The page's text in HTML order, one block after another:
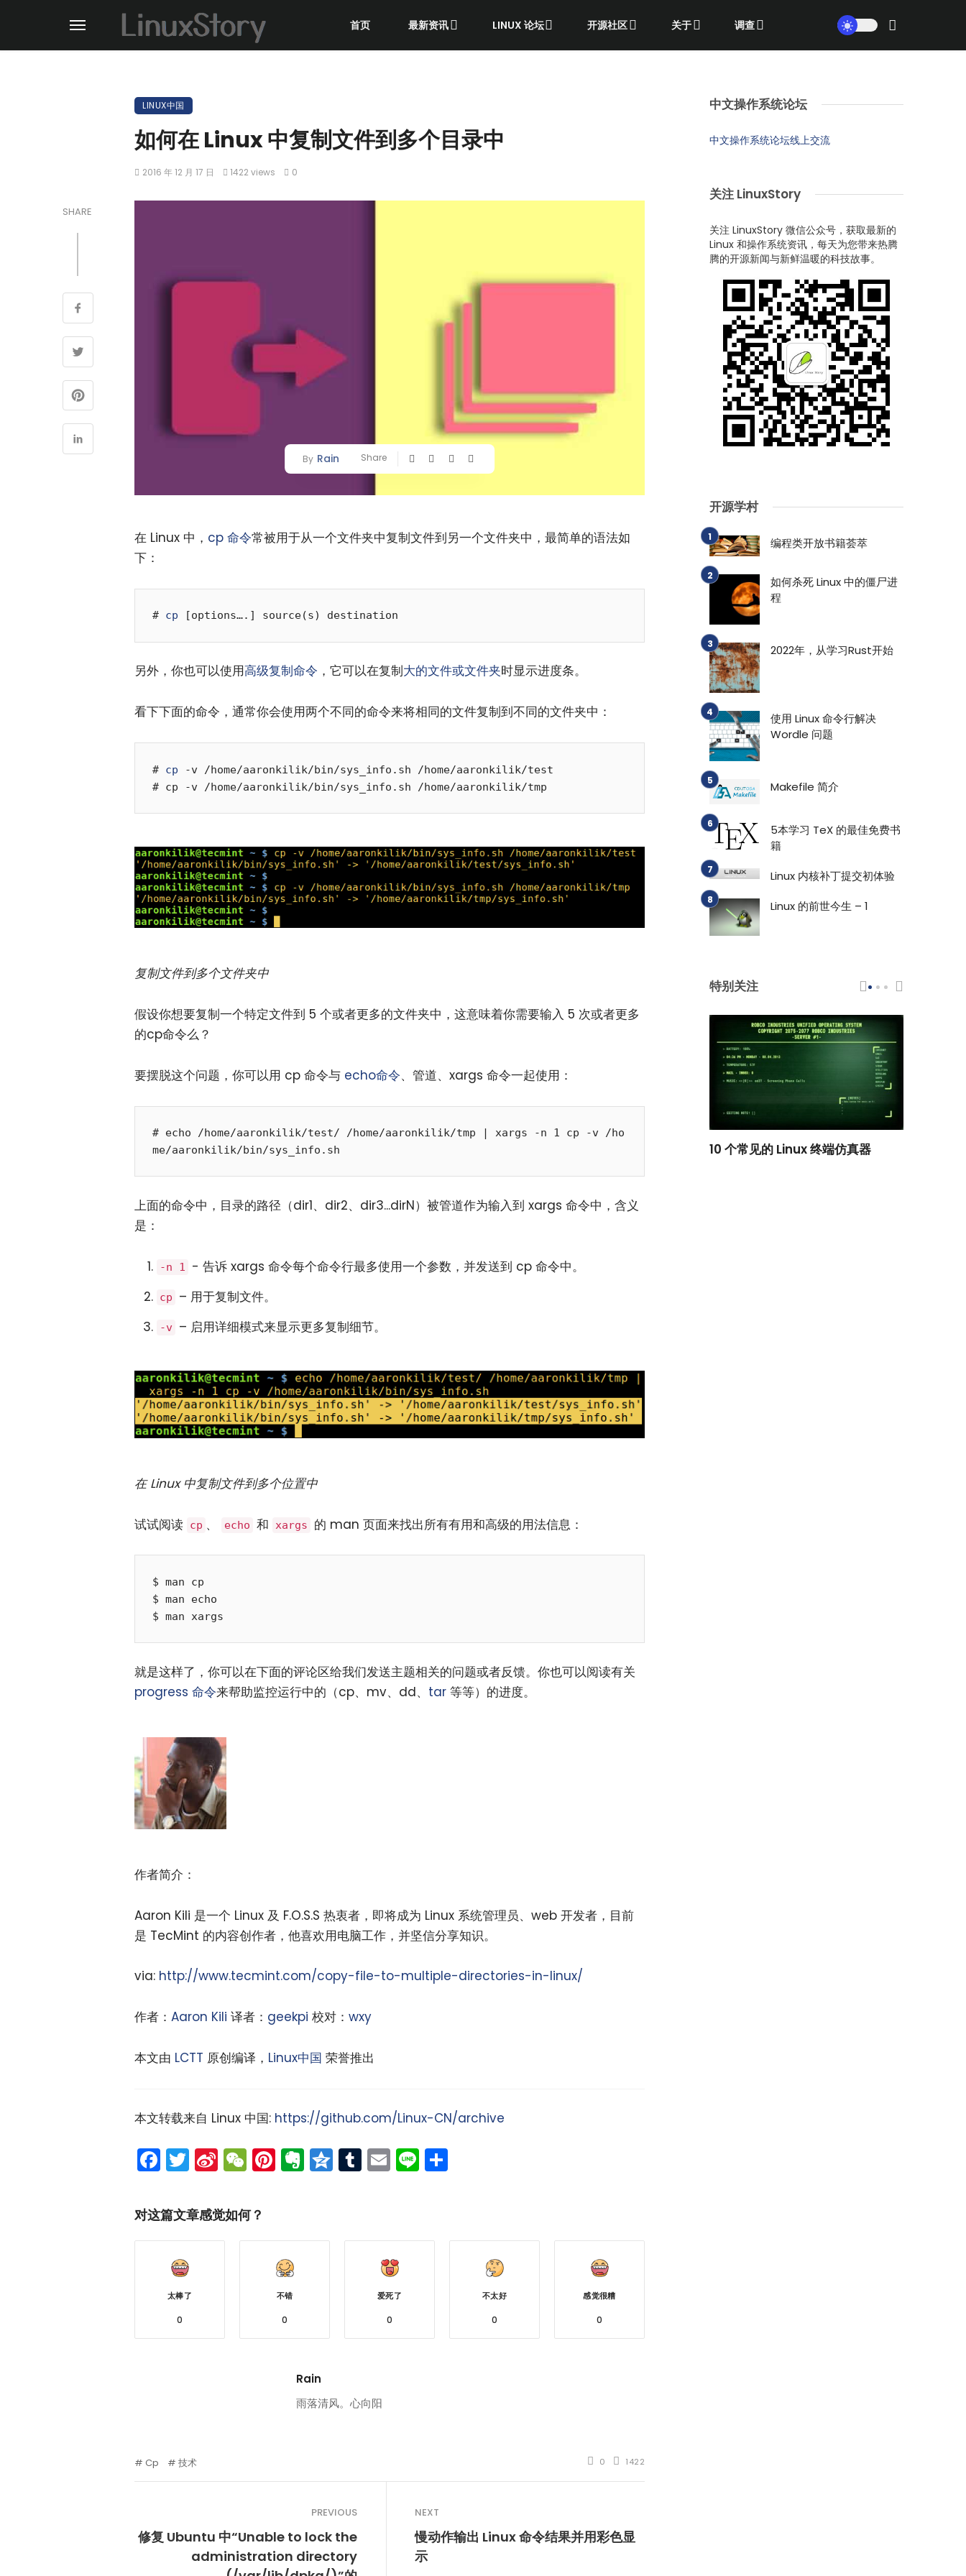
首页 最新资讯 LINUX 论坛 开源社区 关于 调查
LINUX中国
如何在 Linux 中复制文件到多个目录中
2016 年 12 月 17 日 1422 views 0
SHARE
By Rain Share
在 Linux 中， cp 命令常被用于从一个文件夹中复制文件到另一个文件夹中，最简单的语法如
下：
# cp
另外，你也可以使用高级复制命令 ，它可以在复制大的文件或文件夹时显示进度条。
看下下面的命令，通常你会使用两个不同的命令来将相同的文件复制到不同的文件夹中：
# cp -v /home/aaronkilik/bin/sys_info.sh /home/aaronkilik/test
复制文件到多个文件夹中
假设你想要复制一个特定文件到 5 个或者更多的文件夹中，这意味着你需要输入 5 次或者更多
的cp命令么？
要摆脱这个问题，你可以用 cp 命令与 echo命令、管道、xargs 命令一起使用：
# echo /home/aaronkilik/test/ /home/aaronkilik/tmp | xargs -n 1 cp -v /ho
上面的命令中，目录的路径（dir1、dir2、dir3...dirN）被管道作为输入到 xargs 命令中，含义
是：
-n 1 - 告诉 xargs 命令每个命令行最多使用一个参数，并发送到 cp 命令中。
cp – 用于复制文件。
-v – 启用详细模式来显示更多复制细节。
在 Linux 中复制文件到多个位置中
试试阅读 cp 、 echo 和 xargs 的 man 页面来找出所有有用和高级的用法信息：
$ man cp
$ man echo
就是这样了，你可以在下面的评论区给我们发送主题相关的问题或者反馈。你也可以阅读有关
progress 命令来帮助监控运行中的（cp、mv、dd、 tar 等等）的进度。
作者简介：
Aaron Kili 是一个 Linux 及 F.O.S.S 热衷者，即将成为 Linux 系统管理员、web 开发者，目前
是 TecMint 的内容创作者，他喜欢用电脑工作，并坚信分享知识。
via: http://www.tecmint.com/copy-file-to-multiple-directories-in-linux/
作者： Aaron Kili 译者： geekpi 校对： wxy
本文由 LCTT 原创编译， Linux中国 荣誉推出
本文转载来自 Linux 中国: https://github.com/Linux-CN/archive
Facebook
Twitter
SinaWeChat
Pinterest
Evernote
Qzone
Tumblr
Email
Line
对这篇文章感觉如何？
太棒了
0
不错
0
爱死了
0
不太好
0
感觉很糟
0
Rain
雨落清风。心向阳
Cp 技术 0 1422
PREVIOUS
修复 Ubuntu 中“Unable to lock the
administration directory
NEXT
慢动作输出 Linux 命令结果并用彩色显
示
中文操作系统论坛
中文操作系统论坛线上交流
关注 LinuxStory
关注 LinuxStory 微信公众号，获取最新的
Linux 和操作系统资讯，每天为您带来热腾
腾的开源新闻与新鲜温暖的科技故事。
开源学村
编程类开放书籍荟萃
如何杀死 Linux 中的僵尸进
程
2022年，从学习Rust开始
使用 Linux 命令行解决
Wordle 问题
Makefile 简介
5本学习 TeX 的最佳免费书
籍
Linux 内核补丁提交初体验
Linux 的前世今生 – 1
特别关注
小白观察：Let&apos;s Encrpt 正
10 个常见的 Linux 终端仿真器